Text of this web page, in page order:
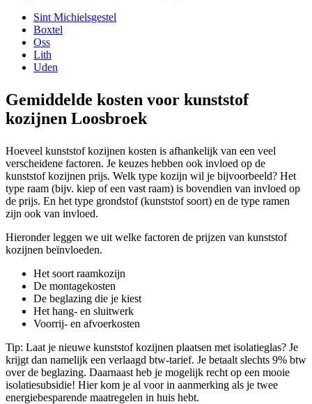
Sint Michielsgestel
Boxtel
Oss
Lith
Uden
Gemiddelde kosten voor kunststof
kozijnen Loosbroek
Hoeveel kunststof kozijnen kosten is afhankelijk van een veel
verscheidene factoren. Je keuzes hebben ook invloed op de
kunststof kozijnen prijs. Welk type kozijn wil je bijvoorbeeld? Het
type raam (bijv. kiep of een vast raam) is bovendien van invloed op
de prijs. En het type grondstof (kunststof soort) en de type ramen
zijn ook van invloed.
Hieronder leggen we uit welke factoren de prijzen van kunststof
kozijnen beïnvloeden.
Het soort raamkozijn
De montagekosten
De beglazing die je kiest
Het hang- en sluitwerk
Voorrij- en afvoerkosten
Tip: Laat je nieuwe kunststof kozijnen plaatsen met isolatieglas? Je
krijgt dan namelijk een verlaagd btw-tarief. Je betaalt slechts 9% btw
over de beglazing. Daarnaast heb je mogelijk recht op een mooie
isolatiesubsidie! Hier kom je al voor in aanmerking als je twee
energiebesparende maatregelen in huis hebt.